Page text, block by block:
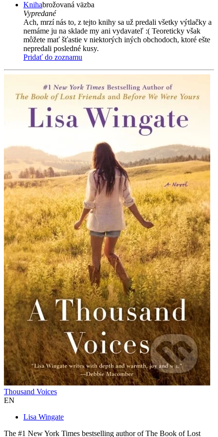
Knihabrožovaná väzba
Vypredané
Ach, mrzí nás to, z tejto knihy sa už predali všetky výtlačky a
nemáme ju na sklade my ani vydavateľ :( Teoreticky však
môžete mať šťastie v niektorých iných obchodoch, ktoré ešte
nepredali posledné kusy.
Pridať do zoznamu
Thousand Voices
EN
Lisa Wingate
The #1 New York Times bestselling author of The Book of Lost